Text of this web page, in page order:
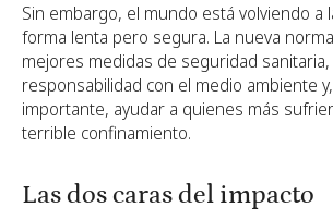
Sin embargo, el mundo está volviendo a
forma lenta pero segura. La nueva
mejores medidas de seguridad
responsabilidad con el medio ambiente
importante, ayudar a quienes más
terrible confinamiento.
Las dos caras del impacto